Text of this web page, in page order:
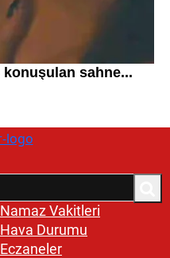
Namaz Vakitleri
Hava Durumu
Eczaneler